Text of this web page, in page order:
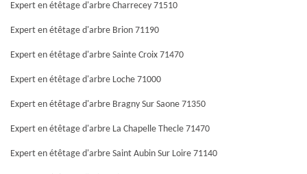
Expert en étêtage d'arbre Charrecey 71510
Expert en étêtage d'arbre Brion 71190
Expert en étêtage d'arbre Sainte Croix 71470
Expert en étêtage d'arbre Loche 71000
Expert en étêtage d'arbre Bragny Sur Saone 71350
Expert en étêtage d'arbre La Chapelle Thecle 71470
Expert en étêtage d'arbre Saint Aubin Sur Loire 71140